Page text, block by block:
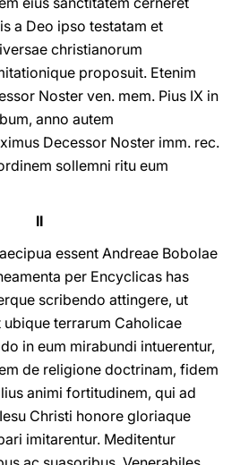
a Deo ipso testatam et
christianorum
proposuit. Etenim
Noster ven. mem. Pius IX in
anno autem
Decessor Noster imm. rec.
sollemni ritu eum
II
essent Andreae Bobolae
per Encyclicas has
scribendo attingere, ut
terrarum Caholicae
in eum mirabundi intuerentur,
de religione doctrinam, fidem
animi fortitudinem, qui ad
Christi honore gloriaque
imitarentur. Meditentur